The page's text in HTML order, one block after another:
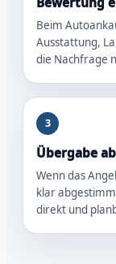
Beim
Ausstattung,
die Nachfrage
3
Übergabe
Wenn das
klar
direkt und